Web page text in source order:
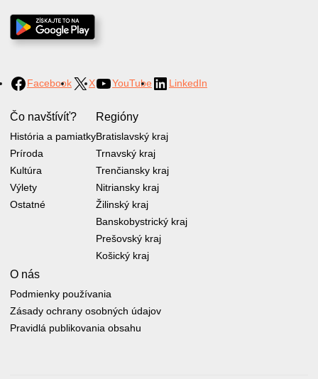
Facebook X YouTube LinkedIn
Čo navštívíť?
História a pamiatky
Príroda
Kultúra
Výlety
Ostatné
Regióny
Bratislavský kraj
Trnavský kraj
Trenčiansky kraj
Nitriansky kraj
Žilinský kraj
Banskobystrický kraj
Prešovský kraj
Košický kraj
O nás
Podmienky používania
Zásady ochrany osobných údajov
Pravidlá publikovania obsahu